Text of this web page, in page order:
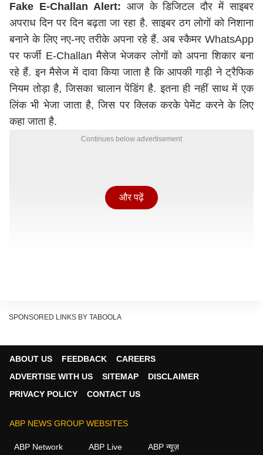
Fake E-Challan Alert: आज के डिजिटल दौर में साइबर
अपराध दिन पर दिन बढ़ता जा रहा है. साइबर ठग लोगों को निशाना
बनाने के लिए नए-नए तरीके अपना रहे हैं. अब स्कैमर WhatsApp
पर फर्जी E-Challan मैसेज भेजकर लोगों को अपना शिकार बना
रहे हैं. इन मैसेज में दावा किया जाता है कि आपकी गाड़ी ने ट्रैफिक
नियम तोड़ा है, जिसका चालान पेंडिंग है. इतना ही नहीं साथ में एक
लिंक भी भेजा जाता है, जिस पर क्लिक करके पेमेंट करने के लिए
कहा जाता है.
Continues below advertisement
Show Quick Read
और पढ़ें
SPONSORED LINKS BY TABOOLA
ABOUT US FEEDBACK
CAREERS
ADVERTISE WITH US
SITEMAP
DISCLAIMER
PRIVACY POLICY
CONTACT US
ABP NEWS GROUP WEBSITES
ABP Network ABP Live ABP न्यूज़